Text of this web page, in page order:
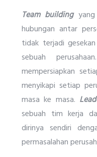
Team buildingyang
hubungan antar
tidak terjadi
sebuah
mempersiapkan
menyikapi setiap
masa ke masa.
sebuah tim kerja
dirinya sendiri
permasalahan